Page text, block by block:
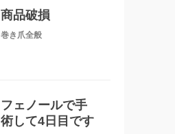
商品破損
巻き爪全般
フェノールで手
術して4日目です